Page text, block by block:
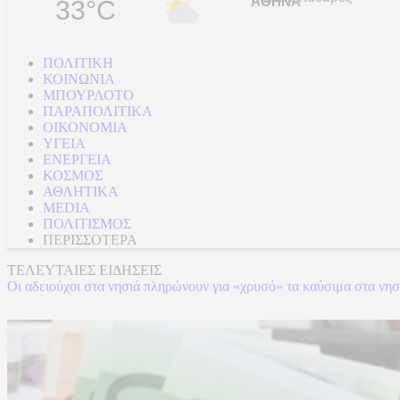
33°C
ΠΟΛΙΤΙΚΗ
ΚΟΙΝΩΝΙΑ
ΜΠΟΥΡΛΟΤΟ
ΠΑΡΑΠΟΛΙΤΙΚΑ
ΟΙΚΟΝΟΜΙΑ
ΥΓΕΙΑ
ΕΝΕΡΓΕΙΑ
ΚΟΣΜΟΣ
ΑΘΛΗΤΙΚΑ
MEDIA
ΠΟΛΙΤΙΣΜΟΣ
ΠΕΡΙΣΣΟΤΕΡΑ
ΤΕΛΕΥΤΑΙΕΣ ΕΙΔΗΣΕΙΣ
Οι αδειούχοι στα νησιά πληρώνουν για «χρυσό» τα καύσιμα στα